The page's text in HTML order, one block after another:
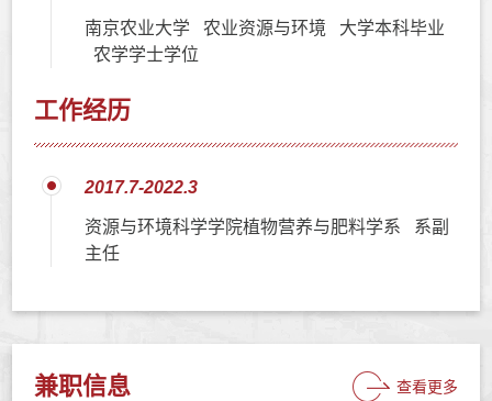
南京农业大学 农业资源与环境 大学本科毕业
农学学士学位
工作经历
2017.7-2022.3
资源与环境科学学院植物营养与肥料学系 系副
主任
兼职信息 查看更多